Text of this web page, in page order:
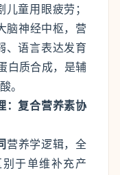
童用眼疲劳；
脑神经中枢，营
、语言表达发育
白质合成，是辅
。
：复合营养素协
营养学逻辑，全
别于单维补充产